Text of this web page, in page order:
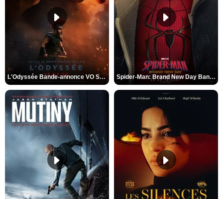
L'Odyssée Bande-annonce VO STFR Spider-Man: Brand New Day Bande-annonce VO STFR